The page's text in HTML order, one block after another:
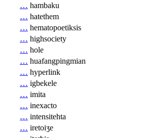
… hambaku
… hatethem
… hematopoetiksis
… highsociety
… hole
… huafangpingmian
… hyperlink
… igbekele
… imita
… inexacto
… intensitehta
… iretoiʒe